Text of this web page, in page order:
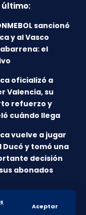
Aceptar
último:
sancionó
y al Vasco
el
oficializó a
Valencia, su
refuerzo y
cuándo llega
vuelve a jugar
Ducó y tomó una
decisión
abonados
los derechos